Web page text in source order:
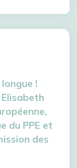
!
du PPE et
des